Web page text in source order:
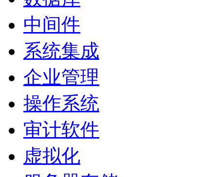
中间件
系统集成
企业管理
操作系统
审计软件
虚拟化